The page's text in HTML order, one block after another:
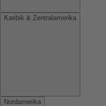
Karibik & Zentralamerika
Nordamerika